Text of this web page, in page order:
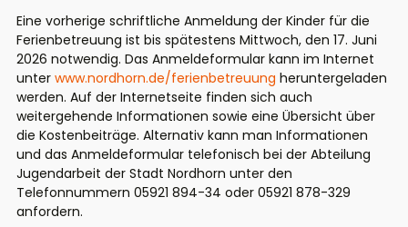
Eine vorherige schriftliche Anmeldung der Kinder für die
Ferienbetreuung ist bis spätestens Mittwoch, den 17. Juni
2026 notwendig. Das Anmeldeformular kann im Internet
unter www.nordhorn.de/ferienbetreuung heruntergeladen
werden. Auf der Internetseite finden sich auch
weitergehende Informationen sowie eine Übersicht über
die Kostenbeiträge. Alternativ kann man Informationen
und das Anmeldeformular telefonisch bei der Abteilung
Jugendarbeit der Stadt Nordhorn unter den
Telefonnummern 05921 894-34 oder 05921 878-329
anfordern.